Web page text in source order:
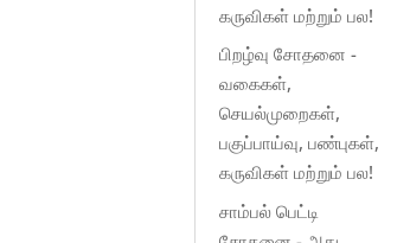
கருவிகள் மற்றும் பல!
பிறழ்வு சோதனை -
வகைகள்,
செயல்முறைகள்,
பகுப்பாய்வு, பண்புகள்,
கருவிகள் மற்றும் பல!
சாம்பல் பெட்டி